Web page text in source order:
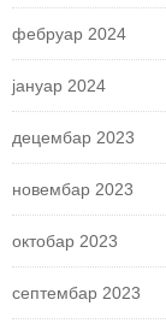
фебруар 2024
јануар 2024
децембар 2023
новембар 2023
октобар 2023
септембар 2023